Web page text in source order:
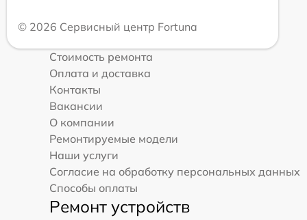
© 2026 Сервисный центр Fortuna
Стоимость ремонта
Оплата и доставка
Контакты
Вакансии
О компании
Ремонтируемые модели
Наши услуги
Согласие на обработку персональных данных
Способы оплаты
Ремонт устройств